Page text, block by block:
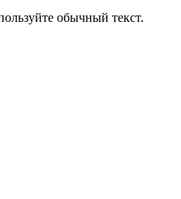
обычный текст.